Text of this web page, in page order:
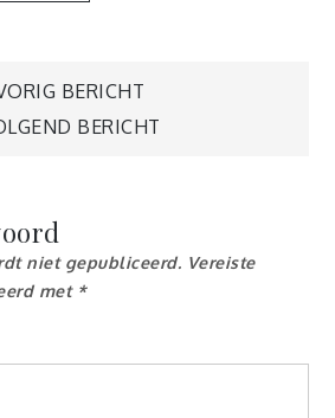
BERICHT
BERICHT
niet gepubliceerd. Vereiste
met *